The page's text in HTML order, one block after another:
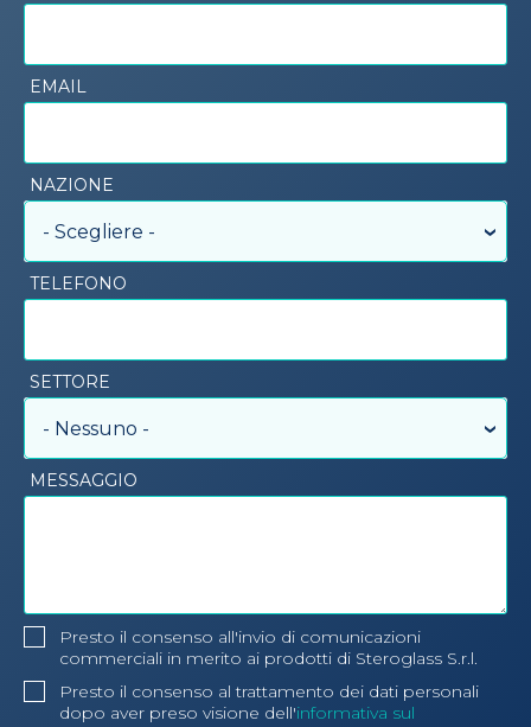
EMAIL
NAZIONE
- Scegliere -
TELEFONO
SETTORE
- Nessuno -
MESSAGGIO
Presto il consenso all'invio di comunicazioni
commerciali in merito ai prodotti di Steroglass S.r.l.
Presto il consenso al trattamento dei dati personali
dopo aver preso visione dell'informativa sul